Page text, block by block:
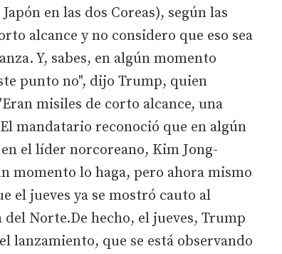
en las dos Coreas), según las
alcance y no considero que eso sea
Y, sabes, en algún momento
punto no", dijo Trump, quien
misiles de corto alcance, una
mandatario reconoció que en algún
el líder norcoreano, Kim Jong-
momento lo haga, pero ahora mismo
el jueves ya se mostró cauto al
Norte.De hecho, el jueves, Trump
lanzamiento, que se está observando